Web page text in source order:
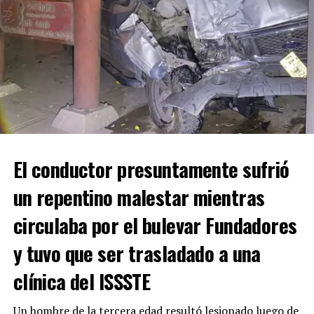
UP NEXT
INCENDIAN AUTO ESTACIONADO
DON'T MISS
FALLECE MUJER AL LLEGAR SIN SIGNOS VITALES A LA
ESTACIÓN DE BOMBEROS EN DERRAMADERO
El conductor presuntamente sufrió
un repentino malestar mientras
circulaba por el bulevar Fundadores
y tuvo que ser trasladado a una
clínica del ISSSTE
Un hombre de la tercera edad resultó lesionado luego de